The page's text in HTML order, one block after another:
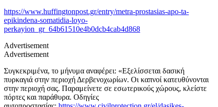
https://www.huffingtonpost.gr/entry/metra-prostasias-apo-ta-
epikindena-somatidia-loyo-
perkayion_gr_64b61510e4b0dcb4cab4d868
Advertisement
Advertisement
Συγκεκριμένα, το μήνυμα αναφέρει: «Εξελίσσεται δασική
πυρκαγιά στην περιοχή Δερβενοχωρίων. Οι καπνοί κατευθύνονται
στην περιοχή σας. Παραμείνετε σε εσωτερικούς χώρους, κλείστε
πόρτες και παράθυρα. Οδηγίες